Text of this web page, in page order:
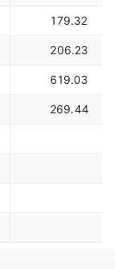
179.32
206.23
619.03
269.44